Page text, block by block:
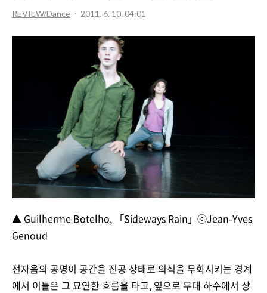
REVIEW/Dance 2011. 6. 10. 04:01
▲ Guilherme Botelho, 「Sideways Rain」ⓒJean-Yves
Genoud
전자음의 공명이 공간을 진공 상태로 의식을 무화시키는 경계
에서 이들은 그 묘연한 흐름을 타고, 옆으로 무대 하수에서 상